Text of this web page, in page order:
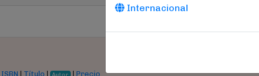
Internacional
ISBN Título |Precio